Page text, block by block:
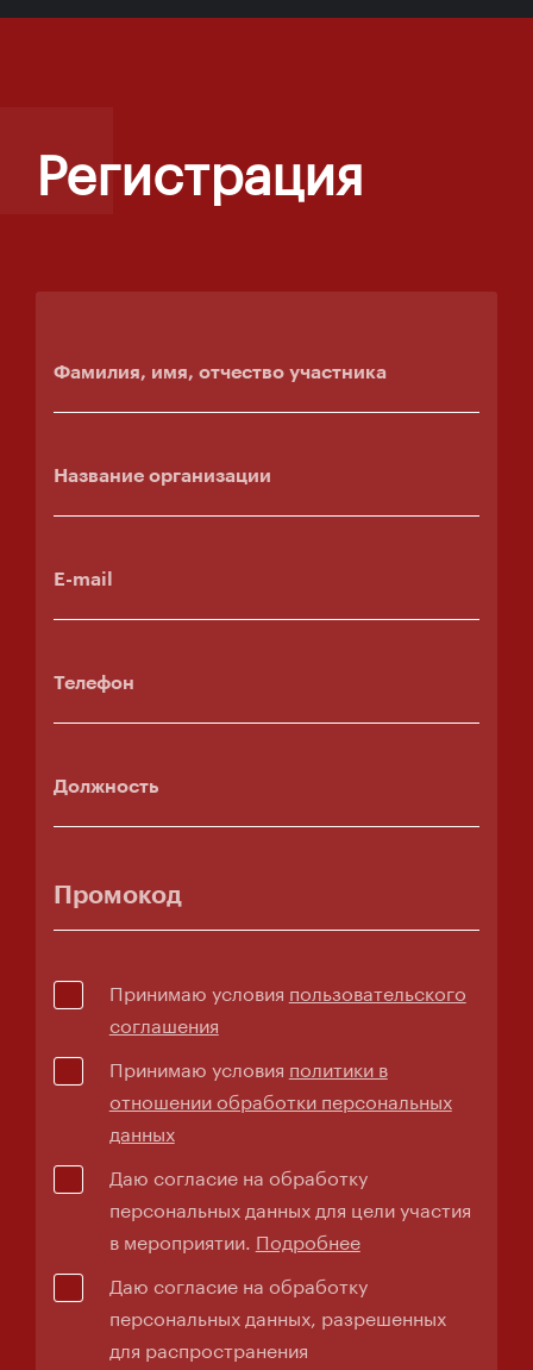
Регистрация
Фамилия, имя, отчество участника
Название организации
E-mail
Телефон
Должность
Промокод
Принимаю условия пользовательского
соглашения
Принимаю условия политики в
отношении обработки персональных
данных
Даю согласие на обработку
персональных данных для цели участия
в мероприятии. Подробнее
Даю согласие на обработку
персональных данных, разрешенных
для распространения